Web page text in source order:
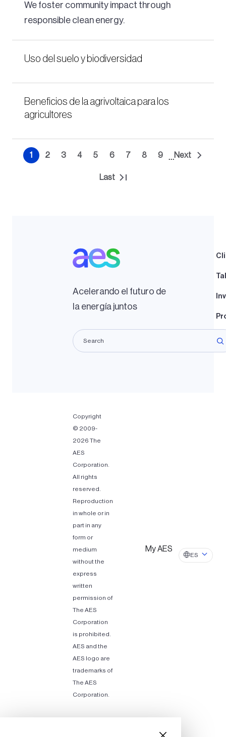
We foster community impact through
responsible clean energy.
Uso del suelo y biodiversidad
Beneficios de la agrivoltaica para los
agricultores
Paginación
Página
1 Página
2 Página
3 Página
4 Página
5 Página
6 Página
7 Página
8 Página
9 …
Siguiente
Next
Última
Last
Acelerando el futuro de
la energía juntos
Copyright
© 2009-
2026 The
AES
Corporation.
All rights
reserved.
Reproduction
in whole or in
part in any
form or
medium
without the
express
written
permission of
The AES
Corporation
is prohibited.
AES and the
AES logo are
trademarks of
The AES
Corporation.
My AES
ES